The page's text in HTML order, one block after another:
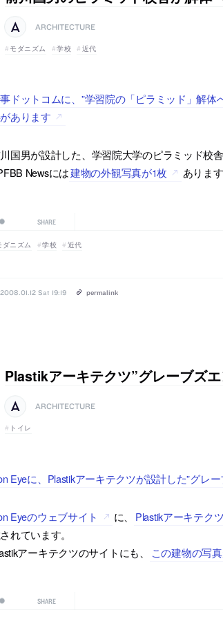
ARCHITECTURE
モダニズム 学校 近代
ドットコムに、”学習院の「ピラミッド」解
あります
国男が設計した、学習院大学のピラミッド校
Newsには建物の外観写真が1枚 あります
SHARE
ダニズム 学校 近代
2008.01.12 Sat 19:19 permalink
Plastikアーキテクツ”グレーブズ
ARCHITECTURE
トイレ
Eyeに、Plastikアーキテクツが設計した”グレ
Eyeのウェブサイト に、 Plastikアーキテクツ
れています。
アーキテクツのサイトにも、
この建物の写
SHARE